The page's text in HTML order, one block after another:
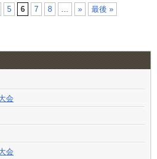
5 6 7 8 ... » 最後 »
会
会